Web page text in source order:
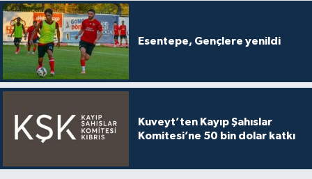
Esentepe, Gençlere yenildi
Kuveyt’ten Kayıp Şahıslar
Komitesi’ne 50 bin dolar katkı